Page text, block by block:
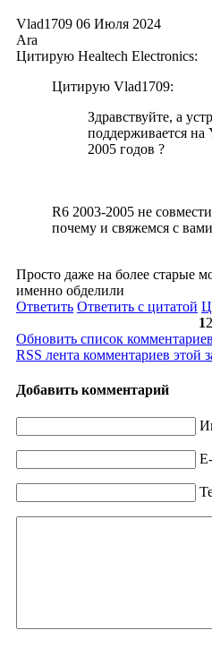
Vlad1709 06 Июля 2024
Ara
Цитирую Healtech Electronics:
Цитирую Vlad1709:
Здравствуйте, а
поддерживается на
2005 годов ?
R6 2003-2005 не
почему и свяжемся с вами
Просто даже на более старые
именно обделили
Ответить Ответить с цитатой
12
Обновить список комментариев
RSS лента комментариев этой
Добавить комментарий